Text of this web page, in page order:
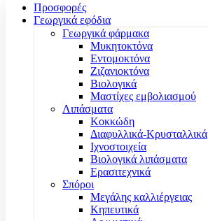
Προσφορές
Γεωργικά εφόδια
Γεωργικά φάρμακα
Μυκητοκτόνα
Εντομοκτόνα
Ζιζανιοκτόνα
Βιολογικά
Μαστίχες εμβολιασμού
Λιπάσματα
Κοκκώδη
Διαφυλλικά-Κρυσταλλικά
Ιχνοστοιχεία
Βιολογικά λιπάσματα
Ερασιτεχνικά
Σπόροι
Μεγάλης καλλιέργειας
Κηπευτικά